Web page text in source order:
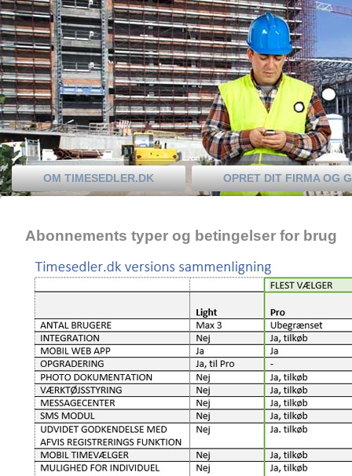
OM TIMESEDLER.DK OPRET DIT FIRMA OG
Abonnements typer og betingelser for brug